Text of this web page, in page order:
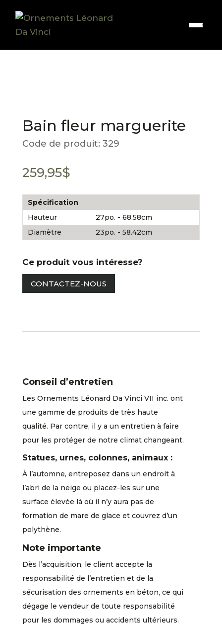
Bain fleur marguerite
Code de produit: 329
259,95$
Spécification
Hauteur
27po. - 68.58cm
Diamètre
23po. - 58.42cm
Ce produit vous intéresse?
CONTACTEZ-NOUS
Conseil d’entretien
Les Ornements Léonard Da Vinci VII inc. ont
une gamme de produits de très haute
qualité. Par contre, il y a un entretien à faire
pour les protéger de notre climat changeant.
Statues, urnes, colonnes, animaux :
À l’automne, entreposez dans un endroit à
l’abri de la neige ou placez-les sur une
surface élevée là où il n’y aura pas de
formation de mare de glace et couvrez d’un
polythène.
Note importante
Dès l’acquisition, le client accepte la
responsabilité de l’entretien et de la
sécurisation des ornements en béton, ce qui
dégage le vendeur de toute responsabilité
pour les dommages ou accidents ultérieurs.